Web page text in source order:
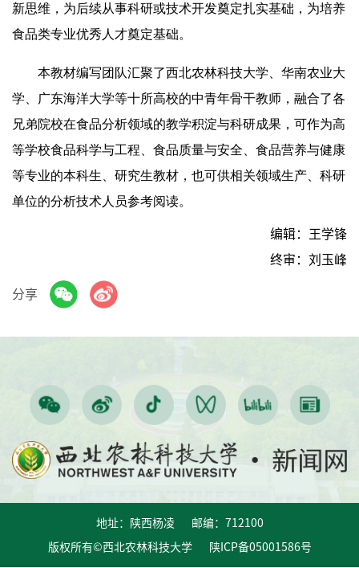
新思维，为后续从事科研或技术开发奠定扎实基础，为培养
食品类专业优秀人才奠定基础。
本教材编写团队汇聚了西北农林科技大学、华南农业大
学、广东海洋大学等十所高校的中青年骨干教师，融合了各
兄弟院校在食品分析领域的教学积淀与科研成果，可作为高
等学校食品科学与工程、食品质量与安全、食品营养与健康
等专业的本科生、研究生教材，也可供相关领域生产、科研
单位的分析技术人员参考阅读。
编辑：王学锋
终审：刘玉峰
分享
地址：陕西杨凌 邮编：712100
版权所有©西北农林科技大学 陕ICP备05001586号